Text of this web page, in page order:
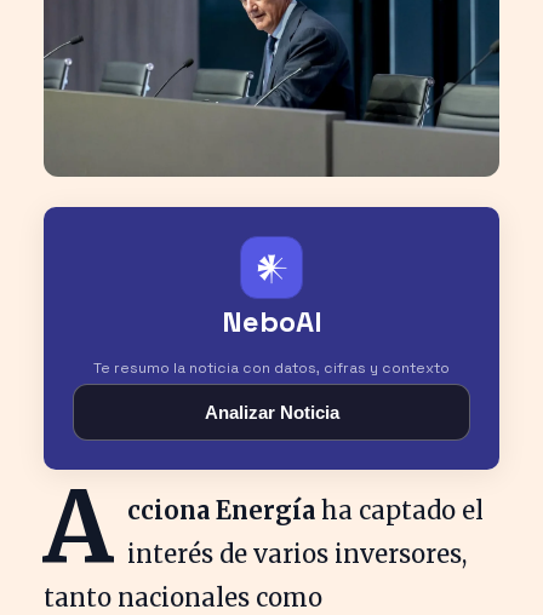
𒀭
NeboAI
Te resumo la noticia con datos, cifras y contexto
Analizar Noticia
A cciona Energía ha captado el
interés de varios inversores,
tanto nacionales como